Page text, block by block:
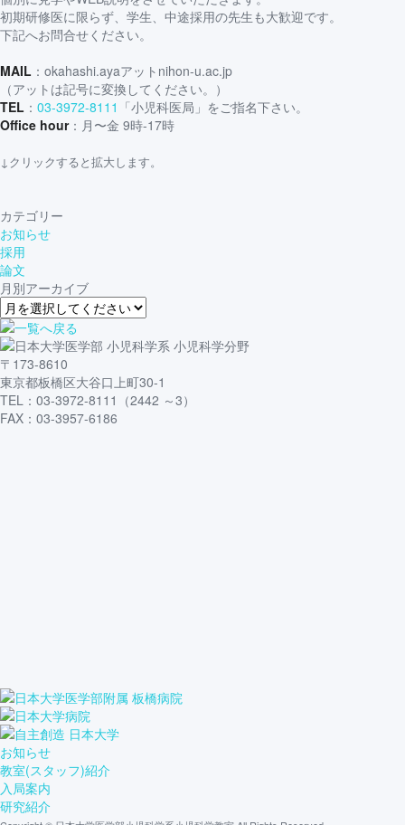
初期研修医に限らず、学生、中途採用の先生も大歓迎です。
下記へお問合せください。
MAIL ：okahashi.ayaアットnihon-u.ac.jp
（アットは記号に変換してください。）
TEL ： 03-3972-8111 「小児科医局」をご指名下さい。
Office hour：月〜金 9時-17時
↓クリックすると拡大します。
カテゴリー
お知らせ
採用
論文
月別アーカイブ
〒173-8610
東京都板橋区大谷口上町30-1
TEL：03-3972-8111（2442 ～3）
FAX：03-3957-6186
お知らせ
教室(スタッフ)紹介
入局案内
研究紹介